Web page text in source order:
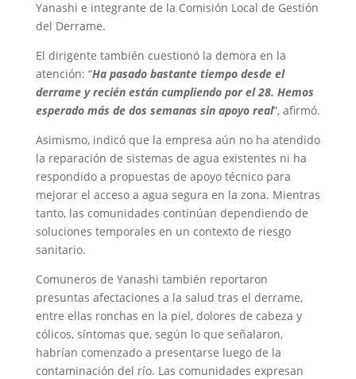
Yanashi e integrante de la Comisión Local de Gestión
del Derrame.
El dirigente también cuestionó la demora en la
atención: “Ha pasado bastante tiempo desde el
derrame y recién están cumpliendo por el 28. Hemos
esperado más de dos semanas sin apoyo real”, afirmó.
Asimismo, indicó que la empresa aún no ha atendido
la reparación de sistemas de agua existentes ni ha
respondido a propuestas de apoyo técnico para
mejorar el acceso a agua segura en la zona. Mientras
tanto, las comunidades continúan dependiendo de
soluciones temporales en un contexto de riesgo
sanitario.
Comuneros de Yanashi también reportaron
presuntas afectaciones a la salud tras el derrame,
entre ellas ronchas en la piel, dolores de cabeza y
cólicos, síntomas que, según lo que señalaron,
habrían comenzado a presentarse luego de la
contaminación del río. Las comunidades expresan